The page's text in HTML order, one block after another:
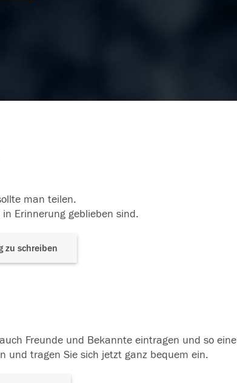
man teilen.
Erinnerung geblieben sind.
zu schreiben
Freunde und Bekannte eintragen und so eine
und tragen Sie sich jetzt ganz bequem ein.